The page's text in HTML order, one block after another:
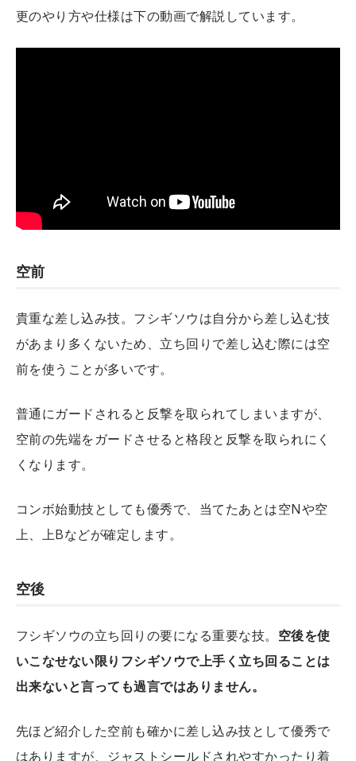
更のやり方や仕様は下の動画で解説しています。
空前
貴重な差し込み技。フシギソウは自分から差し込む技
があまり多くないため、立ち回りで差し込む際には空
前を使うことが多いです。
普通にガードされると反撃を取られてしまいますが、
空前の先端をガードさせると格段と反撃を取られにく
くなります。
コンボ始動技としても優秀で、当てたあとは空Nや空
上、上Bなどが確定します。
空後
フシギソウの立ち回りの要になる重要な技。 空後を使
いこなせない限りフシギソウで上手く立ち回ることは
出来ないと言っても過言ではありません。
先ほど紹介した空前も確かに差し込み技として優秀で
はありますが、ジャストシールドされやすかったり着